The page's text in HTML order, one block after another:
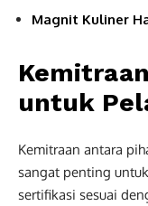
Magnit Kuliner
untuk
Kemitraan antara
sangat penting
sertifikasi sesuai